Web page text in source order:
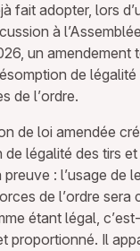
fait adopter, lors
à
un amendement
de légalité
de l’ordre.
de loi amendée
de légalité des tirs
: l’usage de
de l’ordre sera
étant légal,
proportionné. Il